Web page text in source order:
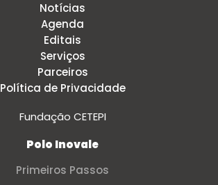
Notícias
Agenda
Editais
Serviços
Parceiros
Política de Privacidade
Fundação CETEPI
Polo Inovale
Primeiros Passos